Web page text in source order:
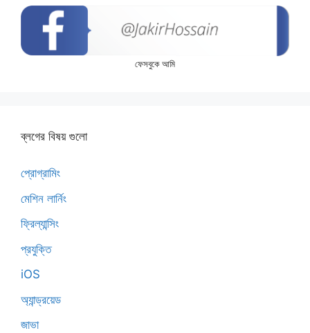
ফেসবুকে আমি
ব্লগের বিষয় গুলো
প্রোগ্রামিং
মেশিন লার্নিং
ফ্রিল্যান্সিং
প্রযুক্তি
iOS
অ্যান্ড্রয়েড
জাভা